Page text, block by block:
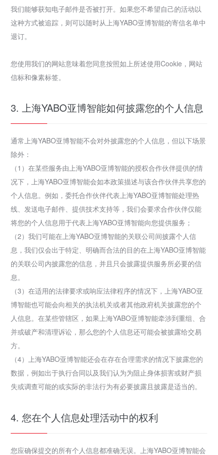
我们能够获知电子邮件是否被打开。如果您不希望自己的活动以
这种方式被追踪，则可以随时从上海YABO亚博智能的寄信名单中
退订。
您使用我们的网站意味着您同意按照如上所述使用Cookie，网站
信标和像素标签。
3. 上海YABO亚博智能如何披露您的个人信息
通常上海YABO亚博智能不会对外披露您的个人信息，但以下场景
除外：
（1）在某些服务由上海YABO亚博智能的授权合作伙伴提供的情
况下，上海YABO亚博智能会如本政策描述与该合作伙伴共享您的
个人信息。例如，委托合作伙伴代表上海YABO亚博智能处理热
线、发送电子邮件、提供技术支持等，我们会要求合作伙伴仅能
将您的个人信息用于代表上海YABO亚博智能向您提供服务；
（2）我们可能在上海YABO亚博智能的关联公司间披露个人信
息，我们仅会出于特定、明确而合法的目的在上海YABO亚博智能
的关联公司内披露您的信息，并且只会披露提供服务所必要的信
息。
（3）在适用的法律要求或响应法律程序的情况下，上海YABO亚
博智能也可能会向相关的执法机关或者其他政府机关披露您的个
人信息。在某些管辖区，如果上海YABO亚博智能牵涉到重组、合
并或破产和清理诉讼，那么您的个人信息还可能会被披露给交易
方。
（4）上海YABO亚博智能还会在存在合理需求的情况下披露您的
数据，例如出于执行合同以及我们认为为阻止身体损害或财产损
失或调查可能的或实际的非法行为有必要披露且披露是适当的。
4. 您在个人信息处理活动中的权利
您应确保提交的所有个人信息都准确无误。上海YABO亚博智能会